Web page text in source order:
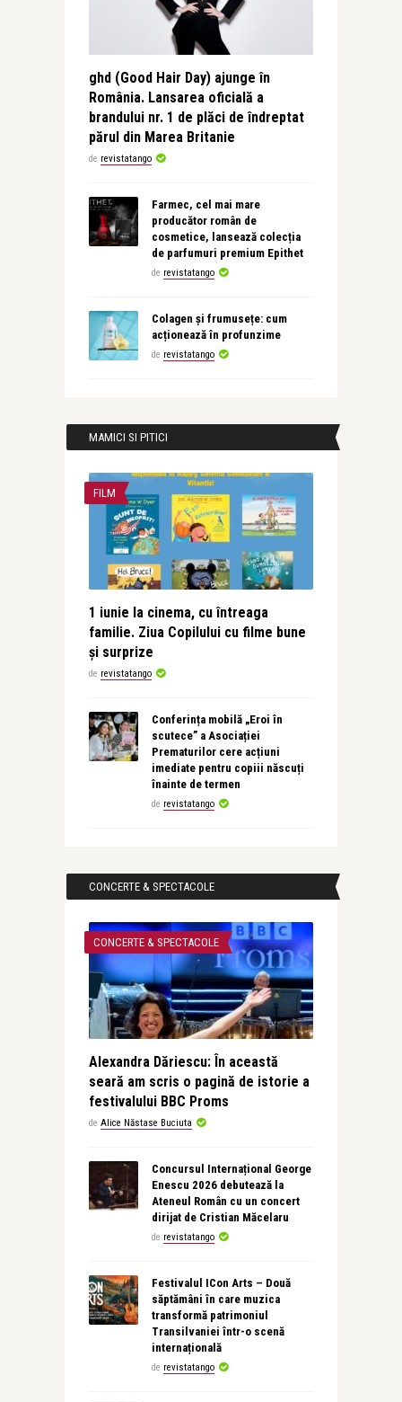
ghd (Good Hair Day) ajunge în
România. Lansarea oficială a
brandului nr. 1 de plăci de îndreptat
părul din Marea Britanie
de revistatango
Farmec, cel mai mare
producător român de
cosmetice, lansează colecția
de parfumuri premium Epithet
de revistatango
Colagen și frumusețe: cum
acționează în profunzime
de revistatango
MAMICI SI PITICI
FILM
1 iunie la cinema, cu întreaga
familie. Ziua Copilului cu filme bune
și surprize
de revistatango
Conferința mobilă „Eroi în
scutece” a Asociației
Prematurilor cere acțiuni
imediate pentru copiii născuți
înainte de termen
de revistatango
CONCERTE & SPECTACOLE
CONCERTE & SPECTACOLE
Alexandra Dăriescu: În această
seară am scris o pagină de istorie a
festivalului BBC Proms
de Alice Năstase Buciuta
Concursul Internațional George
Enescu 2026 debutează la
Ateneul Român cu un concert
dirijat de Cristian Măcelaru
de revistatango
Festivalul ICon Arts – Două
săptămâni în care muzica
transformă patrimoniul
Transilvaniei într-o scenă
internațională
de revistatango